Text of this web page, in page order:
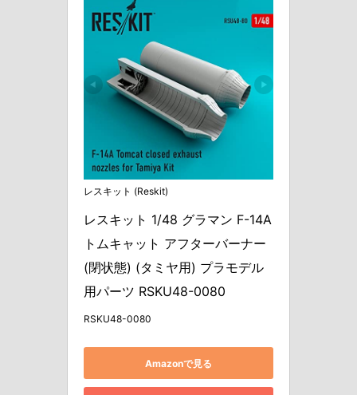
レスキット (Reskit)
レスキット 1/48 グラマン F-14A
トムキャット アフターバーナー
(閉状態) (タミヤ用) プラモデル
用パーツ RSKU48-0080
RSKU48-0080
Amazonで見る